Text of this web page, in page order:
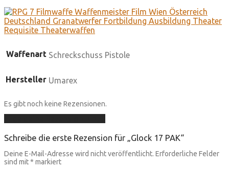
Waffenart Schreckschuss Pistole
Hersteller Umarex
Es gibt noch keine Rezensionen.
Schreibe die erste Rezension für „Glock 17 PAK“
Deine E-Mail-Adresse wird nicht veröffentlicht. Erforderliche Felder
sind mit* markiert